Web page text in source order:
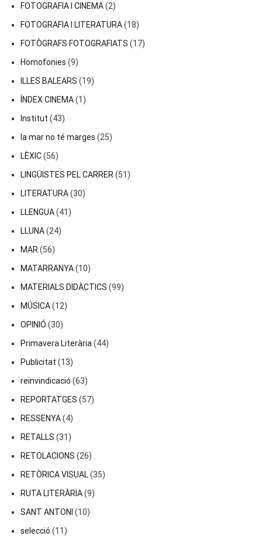
FOTOGRAFIA I CINEMA(2)
FOTOGRAFIA I LITERATURA(18)
FOTÒGRAFS FOTOGRAFIATS (17)
Homofonies (9)
ILLES BALEARS (19)
ÍNDEX CINEMA(1)
Institut (43)
la mar no té marges (25)
LÈXIC(56)
LINGÜISTES PEL CARRER (51)
LITERATURA(30)
LLENGUA(41)
LLUNA(24)
MAR (56)
MATARRANYA(10)
MATERIALS DIDÀCTICS (99)
MÚSICA(12)
OPINIÓ (30)
Primavera Literària (44)
Publicitat (13)
reinvindicació (63)
REPORTATGES (57)
RESSENYA(4)
RETALLS (31)
RETOLACIONS (26)
RETÒRICA VISUAL(35)
RUTA LITERÀRIA(9)
SANT ANTONI (10)
selecció (11)